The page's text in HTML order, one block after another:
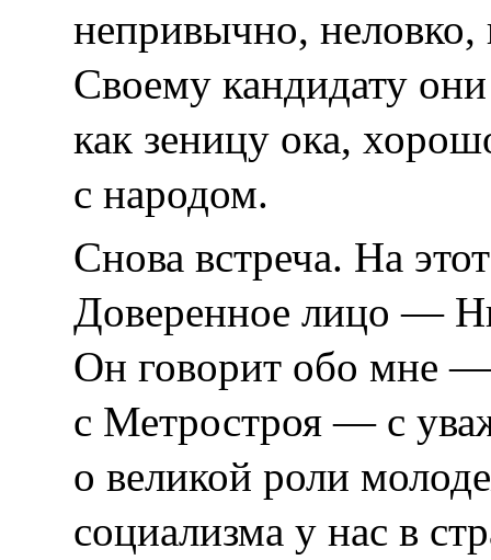
непривычно, неловко,
Своему кандидату
как зеницу ока,
с народом.
Снова встреча. На
Доверенное лицо —
Он говорит обо мне
с Метростроя — с
о великой роли
социализма у нас в